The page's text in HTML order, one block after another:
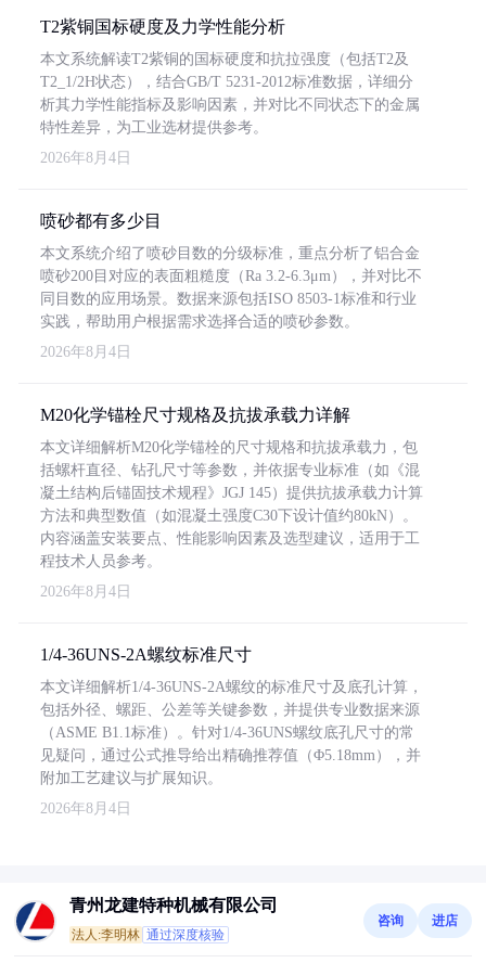
T2紫铜国标硬度及力学性能分析
本文系统解读T2紫铜的国标硬度和抗拉强度（包括T2及
T2_1/2H状态），结合GB/T 5231-2012标准数据，详细分
析其力学性能指标及影响因素，并对比不同状态下的金属
特性差异，为工业选材提供参考。
2026年8月4日
喷砂都有多少目
本文系统介绍了喷砂目数的分级标准，重点分析了铝合金
喷砂200目对应的表面粗糙度（Ra 3.2-6.3μm），并对比不
同目数的应用场景。数据来源包括ISO 8503-1标准和行业
实践，帮助用户根据需求选择合适的喷砂参数。
2026年8月4日
M20化学锚栓尺寸规格及抗拔承载力详解
本文详细解析M20化学锚栓的尺寸规格和抗拔承载力，包
括螺杆直径、钻孔尺寸等参数，并依据专业标准（如《混
凝土结构后锚固技术规程》JGJ 145）提供抗拔承载力计算
方法和典型数值（如混凝土强度C30下设计值约80kN）。
内容涵盖安装要点、性能影响因素及选型建议，适用于工
程技术人员参考。
2026年8月4日
1/4-36UNS-2A螺纹标准尺寸
本文详细解析1/4-36UNS-2A螺纹的标准尺寸及底孔计算，
包括外径、螺距、公差等关键参数，并提供专业数据来源
（ASME B1.1标准）。针对1/4-36UNS螺纹底孔尺寸的常
见疑问，通过公式推导给出精确推荐值（Φ5.18mm），并
附加工艺建议与扩展知识。
2026年8月4日
青州龙建特种机械有限公司
法人:李明林 通过深度核验
咨询 进店